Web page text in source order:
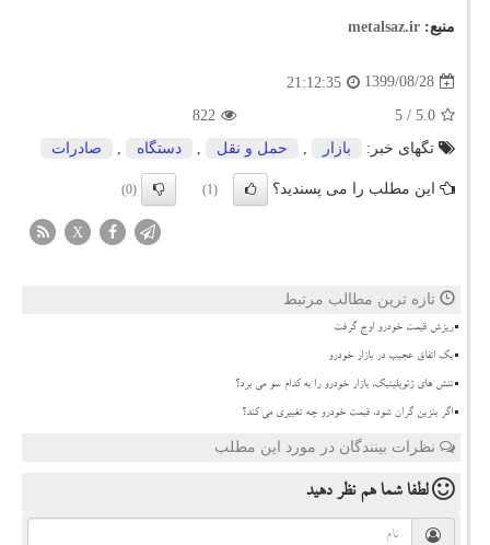
منبع: metalsaz.ir
1399/08/28
21:12:35
5.0
/ 5
822
تگهای خبر:
بازار , حمل و نقل , دستگاه , صادرات
این مطلب را می پسندید؟ (1)
(0)
X
تازه ترین مطالب مرتبط
ریزش قیمت خودرو اوج گرفت
بک اتفاق عجیب در بازار خودرو
تنش های ژئوپلیتیک، بازار خودرو را به کدام سو می برد؟
اگر بنزین گران شود، قیمت خودرو چه تغییری می کند؟
نظرات بینندگان در مورد این مطلب
لطفا شما همنظر دهید